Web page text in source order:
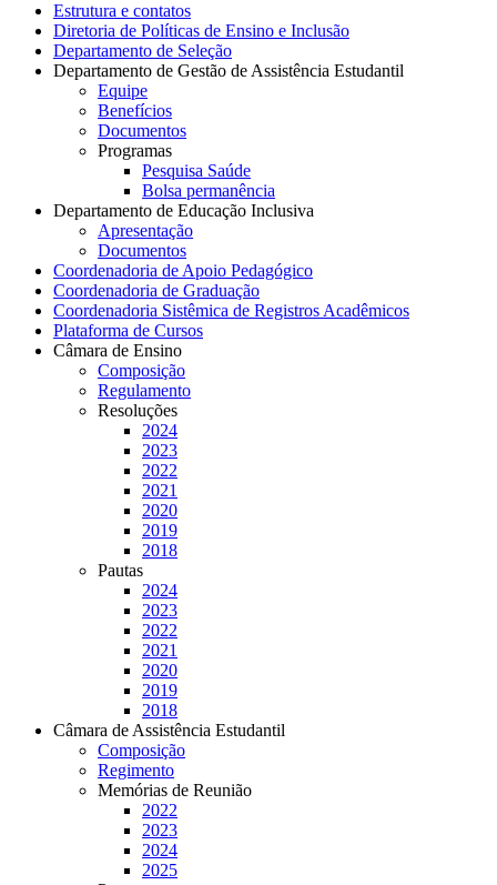
Estrutura e contatos
Diretoria de Políticas de Ensino e Inclusão
Departamento de Seleção
Departamento de Gestão de Assistência Estudantil
Equipe
Benefícios
Documentos
Programas
Pesquisa Saúde
Bolsa permanência
Departamento de Educação Inclusiva
Apresentação
Documentos
Coordenadoria de Apoio Pedagógico
Coordenadoria de Graduação
Coordenadoria Sistêmica de Registros Acadêmicos
Plataforma de Cursos
Câmara de Ensino
Composição
Regulamento
Resoluções
2024
2023
2022
2021
2020
2019
2018
Pautas
2024
2023
2022
2021
2020
2019
2018
Câmara de Assistência Estudantil
Composição
Regimento
Memórias de Reunião
2022
2023
2024
2025